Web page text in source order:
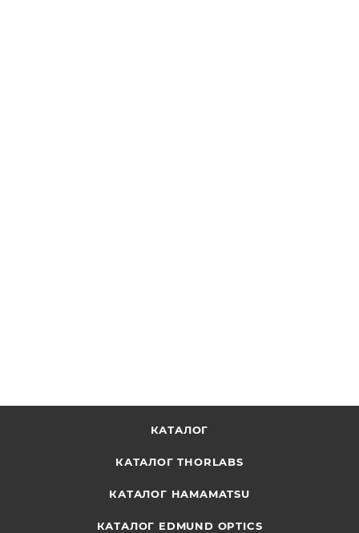
КАТАЛОГ
КАТАЛОГ THORLABS
КАТАЛОГ HAMAMATSU
КАТАЛОГ EDMUND OPTICS